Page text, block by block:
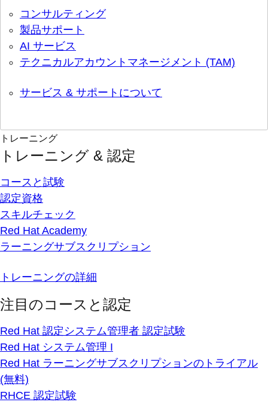
コンサルティング
製品サポート
AI サービス
テクニカルアカウントマネージメント (TAM)
サービス & サポートについて
トレーニング
トレーニング & 認定
コースと試験
認定資格
スキルチェック
Red Hat Academy
ラーニングサブスクリプション
トレーニングの詳細
注目のコースと認定
Red Hat 認定システム管理者 認定試験
Red Hat システム管理 I
Red Hat ラーニングサブスクリプションのトライアル
(無料)
RHCE 認定試験